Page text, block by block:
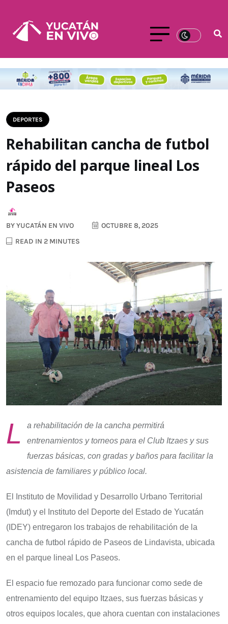
DEPORTES
Rehabilitan cancha de futbol
rápido del parque lineal Los
Paseos
BYYUCATÁN EN VIVO
OCTUBRE 8, 2025
READ IN 2 MINUTES
L
a rehabilitación de la cancha permitirá
entrenamientos y torneos para el Club Itzaes y sus
fuerzas básicas, con gradas y baños para facilitar la
asistencia de familiares y público local.
El Instituto de Movilidad y Desarrollo Urbano Territorial
(Imdut) y el Instituto del Deporte del Estado de Yucatán
(IDEY) entregaron los trabajos de rehabilitación de la
cancha de futbol rápido de Paseos de Lindavista, ubicada
en el parque lineal Los Paseos.
El espacio fue remozado para funcionar como sede de
entrenamiento del equipo Itzaes, sus fuerzas básicas y
otros equipos locales, que ahora cuentan con instalaciones